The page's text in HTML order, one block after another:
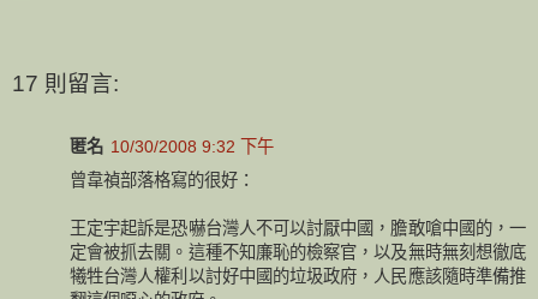
17 則留言:
匿名 10/30/2008 9:32 下午
曾韋禎部落格寫的很好：
王定宇起訴是恐嚇台灣人不可以討厭中國，膽敢嗆中國的，一
定會被抓去關。這種不知廉恥的檢察官，以及無時無刻想徹底
犧牲台灣人權利以討好中國的垃圾政府，人民應該隨時準備推